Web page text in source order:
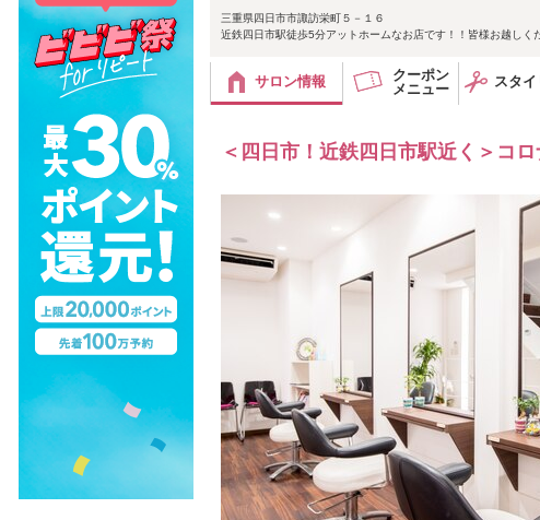
三重県四日市市諏訪栄町５－１６
近鉄四日市駅徒歩5分アットホームなお店です！！皆様お越しく
サロン情報
クーポン
メニュー
スタイ
＜四日市！近鉄四日市駅近く＞コ